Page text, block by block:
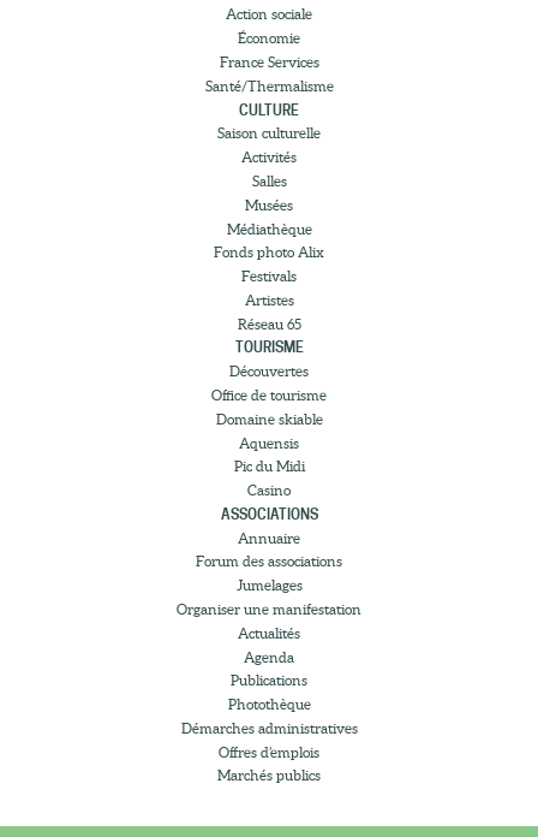
Action sociale
Économie
France Services
Santé/Thermalisme
CULTURE
Saison culturelle
Activités
Salles
Musées
Médiathèque
Fonds photo Alix
Festivals
Artistes
Réseau 65
TOURISME
Découvertes
Office de tourisme
Domaine skiable
Aquensis
Pic du Midi
Casino
ASSOCIATIONS
Annuaire
Forum des associations
Jumelages
Organiser une manifestation
Actualités
Agenda
Publications
Photothèque
Démarches administratives
Offres d’emplois
Marchés publics